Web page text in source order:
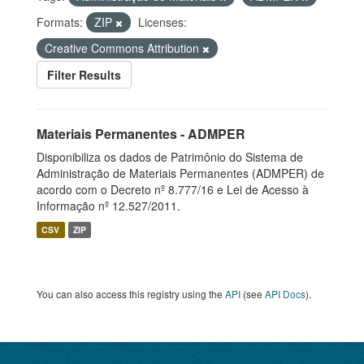
Formats:
ZIP
Licenses:
Creative Commons Attribution
Filter Results
Materiais Permanentes - ADMPER
Disponibiliza os dados de Patrimônio do Sistema de
Administração de Materiais Permanentes (ADMPER) de
acordo com o Decreto nº 8.777/16 e Lei de Acesso à
Informação nº 12.527/2011.
CSV ZIP
You can also access this registry using the API (see API Docs).